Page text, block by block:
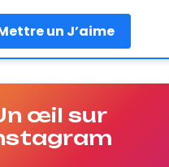
un J’aime
œil sur